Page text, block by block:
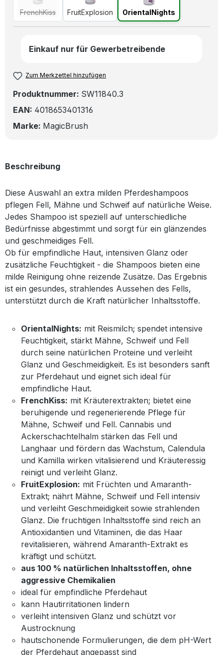
FrenchKiss FruitExplosion OrientalNights
Einkauf nur für Gewerbetreibende
Zum Merkzettel hinzufügen
Produktnummer: SW11840.3
EAN: 4018653401316
Marke: MagicBrush
Beschreibung
Diese Auswahl an extra milden Pferdeshampoos
pflegen Fell, Mähne und Schweif auf natürliche Weise.
Jedes Shampoo ist speziell auf unterschiedliche
Bedürfnisse abgestimmt und sorgt für ein glänzendes
und geschmeidiges Fell.
Ob für empfindliche Haut, intensiven Glanz oder
zusätzliche Feuchtigkeit - die Shampoos bieten eine
milde Reinigung ohne reizende Zusätze. Das Ergebnis
ist ein gesundes, strahlendes Aussehen des Fells,
unterstützt durch die Kraft natürlicher Inhaltsstoffe.
OrientalNights: mit Reismilch; spendet intensive
Feuchtigkeit, stärkt Mähne, Schweif und Fell
durch seine natürlichen Proteine und verleiht
Glanz und Geschmeidigkeit. Es ist besonders sanft
zur Pferdehaut und eignet sich ideal für
empfindliche Haut.
FrenchKiss: mit Kräuterextrakten; bietet eine
beruhigende und regenerierende Pflege für
Mähne, Schweif und Fell. Cannabis und
Ackerschachtelhalm stärken das Fell und
Langhaar und fördern das Wachstum, Calendula
und Kamilla wirken vitalisierend und Kräuteressig
reinigt und verleiht Glanz.
FruitExplosion: mit Früchten und Amaranth-
Extrakt; nährt Mähne, Schweif und Fell intensiv
und verleiht Geschmeidigkeit sowie strahlenden
Glanz. Die fruchtigen Inhaltsstoffe sind reich an
Antioxidantien und Vitaminen, die das Haar
revitalisieren, während Amaranth-Extrakt es
kräftigt und schützt.
aus 100 % natürlichen Inhaltsstoffen, ohne
aggressive Chemikalien
ideal für empfindliche Pferdehaut
kann Hautirritationen lindern
verleiht intensiven Glanz und schützt vor
Austrocknung
hautschonende Formulierungen, die dem pH-Wert
der Pferdehaut angepasst sind